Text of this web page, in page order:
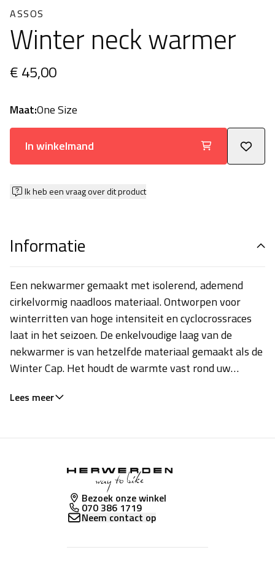
ASSOS
Winter neck warmer
€ 45,00
Maat:One Size
In winkelmand
Ik heb een vraag over dit product
Informatie
Een nekwarmer gemaakt met isolerend, ademend
cirkelvormig naadloos materiaal. Ontworpen voor
winterritten van hoge intensiteit en cyclocrossraces
laat in het seizoen. De enkelvoudige laag van de
nekwarmer is van hetzelfde materiaal gemaakt als de
Winter Cap. Het houdt de warmte vast rond uw
temperatuur reguleert met hoog ademend vermogen
Dit voorkomt de ijskoude, prikkelende kou van
de riemen van uw helm voor warmte tijdens de
basiskilometers in de late winter, of combineer met
Winter Capvoor een volledige bedekking van het
hoofd in ijskoude omstandigheden. Cirkelvormig
lichaamswarmte vasthoudt zonder in te boeten aan
Lees meer
Bezoek onze winkel
070 386 1719
Neem contact op